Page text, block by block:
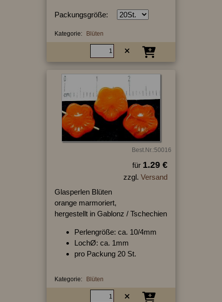
Packungsgröße:
Kategorie: Blüten
Best.Nr.:50016
für 1.29 €
zzgl. Versand
Glasperlen Blüten
orange marmoriert,
hergestellt in Gablonz / Tschechien
Perlengröße: ca. 10/4mm
LochØ: ca. 1mm
pro Packung 20 St.
Kategorie: Blüten